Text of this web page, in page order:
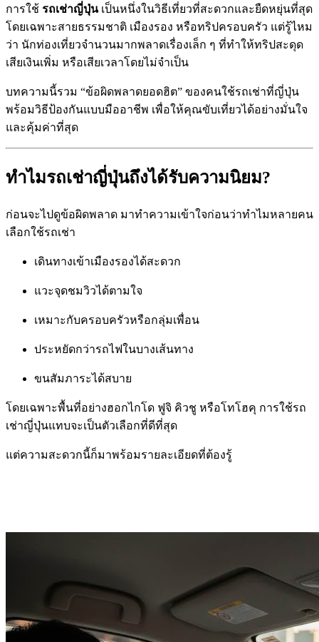
การใช้ รถเช่าญี่ปุ่นเป็นหนึ่งในวิธีเที่ยวที่สะดวกและยืดหยุ่นที่สุด
โดยเฉพาะสายธรรมชาติ เมืองรอง หรือทริปครอบครัว แต่รู้ไหม
ว่า นักท่องเที่ยวจำนวนมากพลาดเรื่องเล็ก ๆ ที่ทำให้ทริปสะดุด
เสียเงินเพิ่ม หรือเสียเวลาโดยไม่จำเป็น
บทความนี้รวม “ข้อผิดพลาดยอดฮิต” ของคนใช้รถเช่าที่ญี่ปุ่น
พร้อมวิธีป้องกันแบบมืออาชีพ เพื่อให้คุณขับเที่ยวได้อย่างมั่นใจ
และคุ้มค่าที่สุด
ทำไมรถเช่าญี่ปุ่นถึงได้รับความนิยม?
ก่อนจะไปดูข้อผิดพลาด มาทำความเข้าใจก่อนว่าทำไมหลายคน
เลือกใช้รถเช่า
เดินทางเข้าเมืองรองได้สะดวก
แวะจุดชมวิวได้ตามใจ
เหมาะกับครอบครัวหรือกลุ่มเพื่อน
ประหยัดกว่ารถไฟในบางเส้นทาง
ขนสัมภาระได้สบาย
โดยเฉพาะพื้นที่อย่างฮอกไกโด ฟูจิ คิวชู หรือโทโฮคุ การใช้รถ
เช่าญี่ปุ่นแทบจะเป็นตัวเลือกที่ดีที่สุด
แต่ความสะดวกนี้ก็มาพร้อมรายละเอียดที่ต้องรู้